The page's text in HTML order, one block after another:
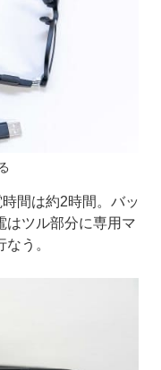
間は約2時間。バッ
はツル部分に専用マ
う。